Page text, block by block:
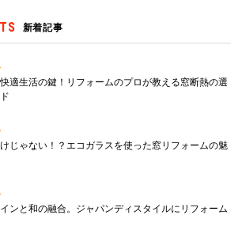
新着記事
適生活の鍵！リフォームのプロが教える窓断熱の選
じゃない！？エコガラスを使った窓リフォームの魅
ンと和の融合。ジャパンディスタイルにリフォーム